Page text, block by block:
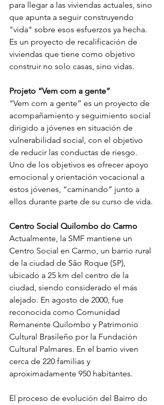
para llegar a las viviendas actuales, sino
que apunta a seguir construyendo
"vida" sobre esos esfuerzos ya hecha.
Es un proyecto de recalificación de
viviendas que tiene como objetivo
construir no solo casas, sino vidas.
Projeto “Vem com a gente”
“Vem com a gente” es un proyecto de
acompañamiento y seguimiento social
dirigido a jóvenes en situación de
vulnerabilidad social, con el objetivo
de reducir las conductas de riesgo.
Uno de los objetivos es ofrecer apoyo
emocional y orientación vocacional a
estos jóvenes, “caminando” junto a
ellos durante parte de su curso de vida.
Centro Social Quilombo do Carmo
Actualmente, la SMF mantiene un
Centro Social en Carmo, un barrio rural
de la ciudad de São Roque (SP),
ubicado a 25 km del centro de la
ciudad, siendo considerado el más
alejado. En agosto de 2000, fue
reconocida como Comunidad
Remanente Quilombo y Patrimonio
Cultural Brasileño por la Fundación
Cultural Palmares. En el barrio viven
cerca de 220 familias y
aproximadamente 950 habitantes.
El proceso de evolución del Bairro do